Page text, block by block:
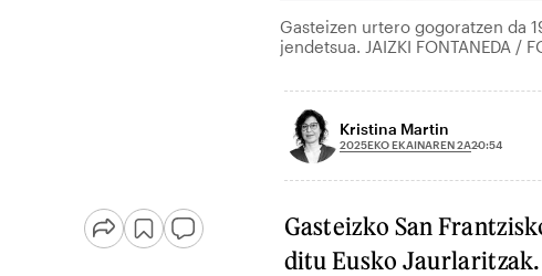
Gasteizen urtero gogoratzen da
jendetsua. JAIZKI FONTANEDA /
Kristina Martin
2025EKO EKAINAREN 2A20:54
Gasteizko San
ditu Eusko